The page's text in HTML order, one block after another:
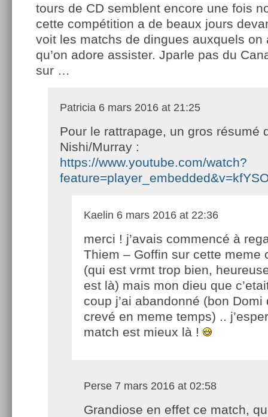
tours de CD semblent encore une fois
cette compétition a de beaux jours
voit les matchs de dingues auxquels on
qu’on adore assister. Jparle pas du
sur …
Patricia 6 mars 2016 at 21:25
Pour le rattrapage, un gros résumé
Nishi/Murray :
https://www.youtube.com/watch?
Kaelin 6 mars 2016 at 22:36
merci ! j’avais commencé à
Thiem – Goffin sur cette meme
(qui est vrmt trop bien,
est là) mais mon dieu que
coup j’ai abandonné (bon Domi
crevé en meme temps) ..
match est mieux là !
Perse 7 mars 2016 at 02:58
Grandiose en effet ce match,